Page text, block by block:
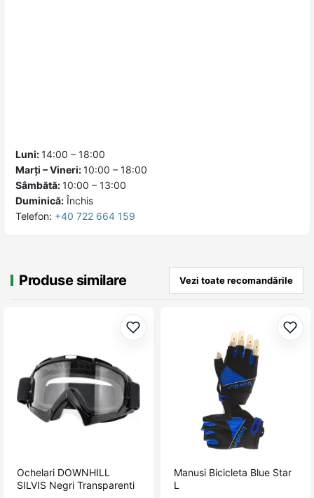
Luni:14:00 – 18:00
Marți – Vineri:10:00 – 18:00
Sâmbătă:10:00 – 13:00
Duminică: Închis
Telefon: +40 722 664 159
Produse similare Vezi toate recomandările
Adaugă la favorite
Ochelari DOWNHILL
SILVIS Negri Transparenti
Manusi Bicicleta Blue Star
L